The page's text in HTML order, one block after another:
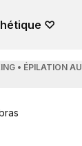
⁠♡
• ÉPILATION AU